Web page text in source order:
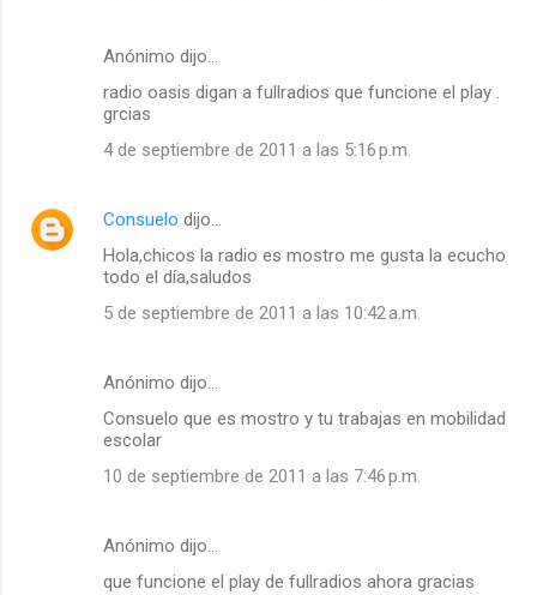
Anónimo dijo…
radio oasis digan a fullradios que funcione el play .
grcias
4 de septiembre de 2011 a las 5:16 p.m.
Consuelo dijo…
Hola,chicos la radio es mostro me gusta la ecucho
todo el día,saludos
5 de septiembre de 2011 a las 10:42 a.m.
Anónimo dijo…
Consuelo que es mostro y tu trabajas en mobilidad
escolar
10 de septiembre de 2011 a las 7:46 p.m.
Anónimo dijo…
que funcione el play de fullradios ahora gracias